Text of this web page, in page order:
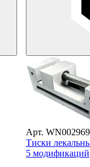
Арт.
Тиски
5 модификаций